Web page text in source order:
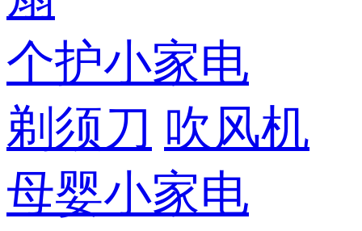
个护小家电
剃须刀 吹风机
母婴小家电